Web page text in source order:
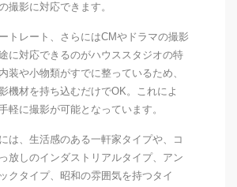
撮影に対応できます。
トレート、さらにはCMやドラマの撮影
に対応できるのがハウススタジオの特
装や小物類がすでに整っているため、
機材を持ち込むだけでOK。これによ
軽に撮影が可能となっています。
は、生活感のある一軒家タイプや、コ
放しのインダストリアルタイプ、アン
クタイプ、昭和の雰囲気を持つタイ